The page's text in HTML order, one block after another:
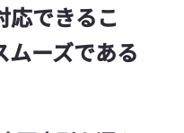
応できるこ
ムーズである